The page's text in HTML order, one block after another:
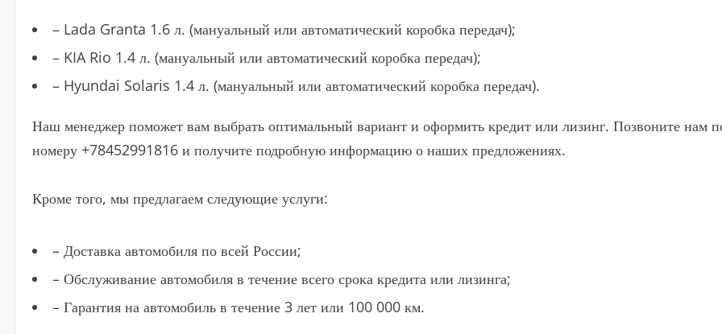
– Lada Granta 1.6 л. (мануальный или автоматический коробка передач);
– KIA Rio 1.4 л. (мануальный или автоматический коробка передач);
– Hyundai Solaris 1.4 л. (мануальный или автоматический коробка передач).
Наш менеджер поможет вам выбрать оптимальный вариант и оформить кредит или лизинг. Позвоните нам
номеру +78452991816 и получите подробную информацию о наших предложениях.
Кроме того, мы предлагаем следующие услуги:
– Доставка автомобиля по всей России;
– Обслуживание автомобиля в течение всего срока кредита или лизинга;
– Гарантия на автомобиль в течение 3 лет или 100 000 км.